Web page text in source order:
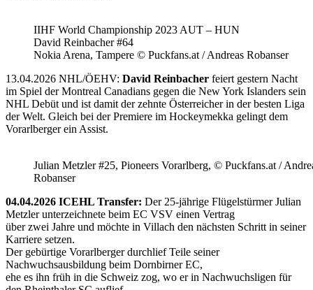
IIHF World Championship 2023 AUT – HUN
David Reinbacher #64
Nokia Arena, Tampere © Puckfans.at / Andreas Robanser
13.04.2026 NHL/ÖEHV: David Reinbacher feiert gestern Nacht
im Spiel der Montreal Canadians gegen die New York Islanders sein
NHL Debüt und ist damit der zehnte Österreicher in der besten Liga
der Welt. Gleich bei der Premiere im Hockeymekka gelingt dem
Vorarlberger ein Assist.
Julian Metzler #25, Pioneers Vorarlberg, © Puckfans.at /
Robanser
04.04.2026 ICEHL Transfer: Der 25-jährige Flügelstürmer Julian
Metzler unterzeichnete beim EC VSV einen Vertrag
über zwei Jahre und möchte in Villach den nächsten Schritt in seiner
Karriere setzen.
Der gebürtige Vorarlberger durchlief Teile seiner
Nachwuchsausbildung beim Dornbirner EC,
ehe es ihn früh in die Schweiz zog, wo er in Nachwuchsligen für